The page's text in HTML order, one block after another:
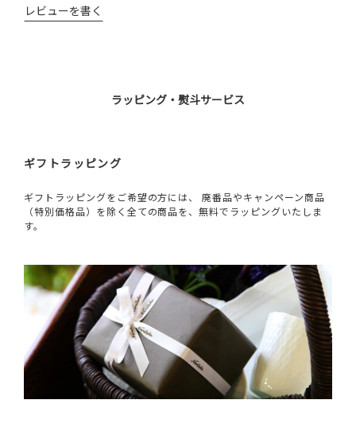
レビューを書く
ラッピング・熨斗サービス
ギフトラッピング
ギフトラッピングをご希望の方には、 廃番品やキャンペーン商品
（特別価格品）を除く全ての商品を、無料でラッピングいたしま
す。